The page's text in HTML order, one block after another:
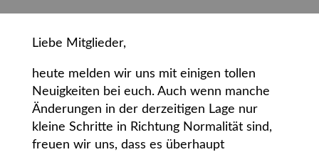
Liebe Mitglieder,
heute melden wir uns mit einigen tollen
Neuigkeiten bei euch. Auch wenn manche
Änderungen in der derzeitigen Lage nur
kleine Schritte in Richtung Normalität sind,
freuen wir uns, dass es überhaupt